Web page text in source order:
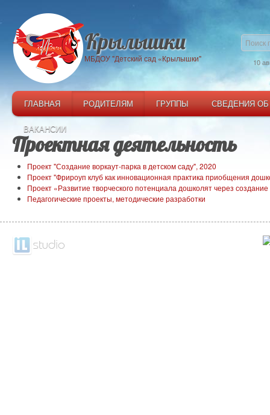
Крылышки
МБДОУ "Детский сад «Крылышки" 10
ГЛАВНАЯ РОДИТЕЛЯМ ГРУППЫ СВЕДЕНИЯ
ВАКАНСИИ
Проектная деятельность
Проект "Создание воркаут-парка в детском саду", 2020
Проект "Фрироуп клуб как инновационная практика приобщения
Проект «Развитие творческого потенциала дошколят через
Педагогические проекты, методические разработки